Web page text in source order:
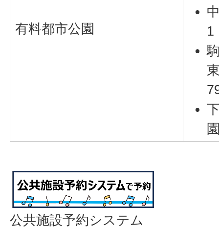
有料都市公園
1
公共施設予約システム